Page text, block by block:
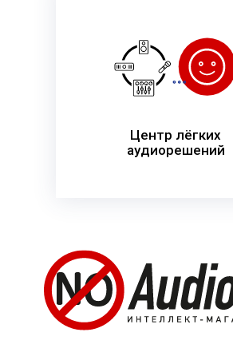
Центр лёгких
аудиорешений